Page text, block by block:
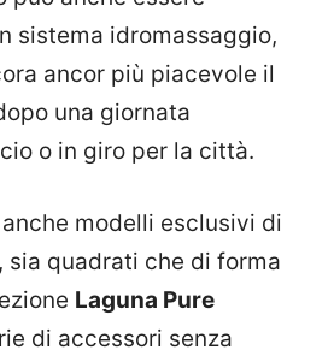
sistema idromassaggio,
ancor più piacevole il
una giornata
o in giro per la città.
modelli esclusivi di
, sia quadrati che di forma
Laguna Pure
di accessori senza